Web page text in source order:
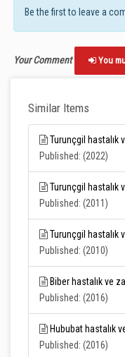
Be the first to leave a
Your Comment You
Similar Items
Turunçgil hastalık
Published: (2022)
Turunçgil hastalık
Published: (2011)
Turunçgil hastalık
Published: (2010)
Biber hastalık ve
Published: (2016)
Hububat hastalık
Published: (2016)